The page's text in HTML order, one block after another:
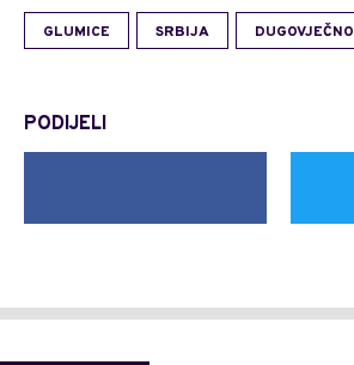
GLUMICE SRBIJA
PODIJELI